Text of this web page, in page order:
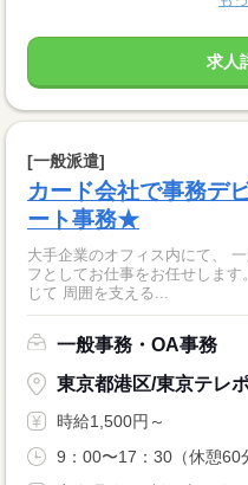
求人
[一般派遣]
カード会社で事務デ
ート事務★
大手企業のオフィス内にて、
フとしてお仕事をお任せしま
じて 周囲を支える...
一般事務・OA事務
東京都港区/東京テレ
時給1,500円～
9：00〜17：30（休憩60